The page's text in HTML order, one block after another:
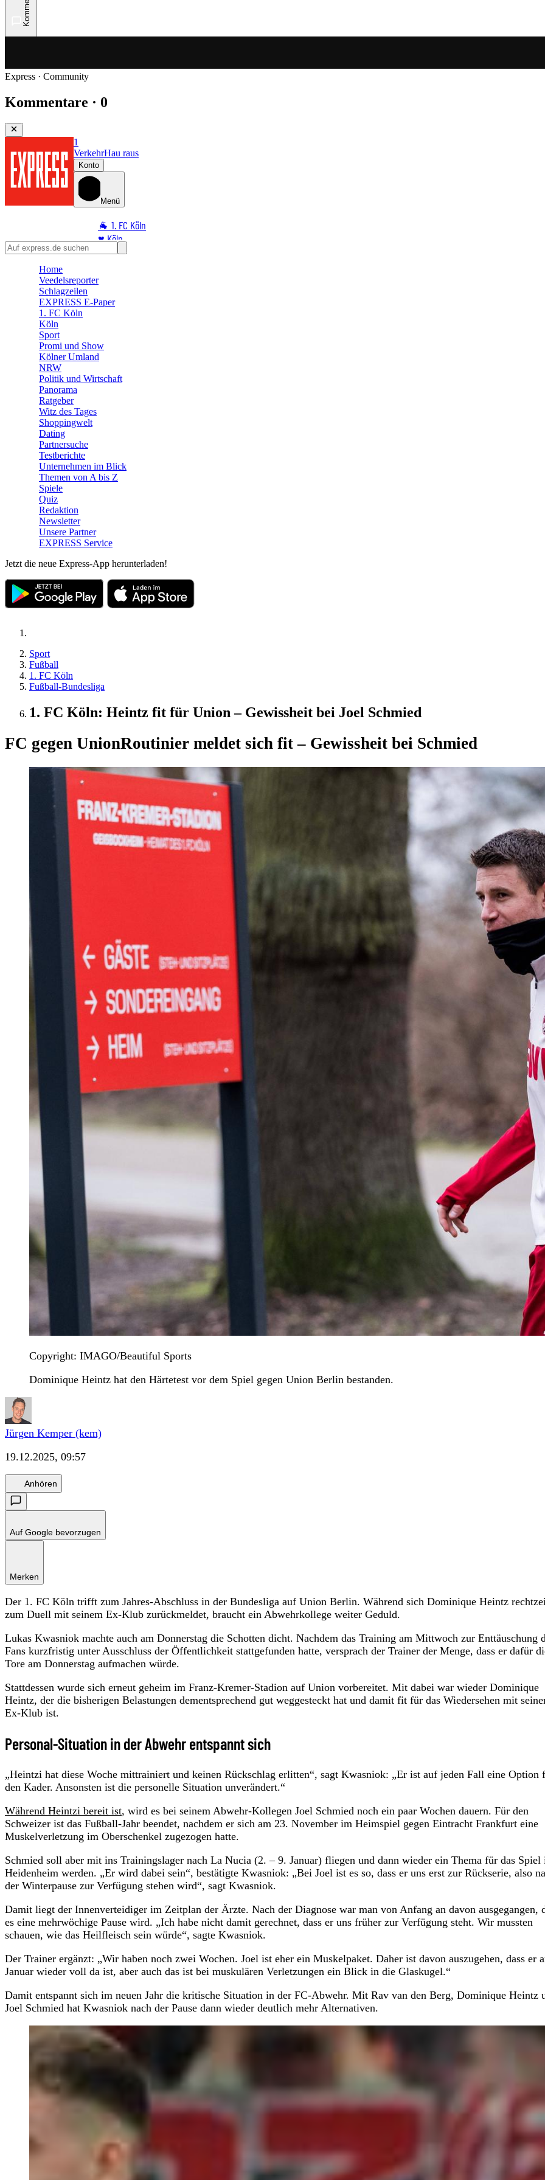
Express · Community
Kommentare · 0
1
VerkehrHau raus
Konto
Menü
🐐 1. FC Köln
♥️ Köln
⭐ Promi
🛒 Shoppingwelt
🧩 Spiele
Home
Veedelsreporter
Schlagzeilen
EXPRESS E-Paper
1. FC Köln
Köln
Sport
Promi und Show
Kölner Umland
NRW
Politik und Wirtschaft
Panorama
Ratgeber
Witz des Tages
Shoppingwelt
Dating
Partnersuche
Testberichte
Unternehmen im Blick
Themen von A bis Z
Spiele
Quiz
Redaktion
Newsletter
Unsere Partner
EXPRESS Service
Jetzt die neue Express-App herunterladen!
Sport
Fußball
1. FC Köln
Fußball-Bundesliga
1. FC Köln: Heintz fit für Union – Gewissheit bei Joel Schmied
FC gegen UnionRoutinier meldet sich fit – Gewissheit bei Schmied
Copyright: IMAGO/Beautiful Sports
Dominique Heintz hat den Härtetest vor dem Spiel gegen Union Berlin bestanden.
Jürgen Kemper (kem)
19.12.2025, 09:57
Anhören
Auf Google bevorzugen
Merken
Der 1. FC Köln trifft zum Jahres-Abschluss in der Bundesliga auf Union Berlin. Während sich Dominique Heintz
zum Duell mit seinem Ex-Klub zurückmeldet, braucht ein Abwehrkollege weiter Geduld.
Lukas Kwasniok machte auch am Donnerstag die Schotten dicht. Nachdem das Training am Mittwoch zur Enttäuschung
Fans kurzfristig unter Ausschluss der Öffentlichkeit stattgefunden hatte, versprach der Trainer der Menge, dass er dafür
Tore am Donnerstag aufmachen würde.
Stattdessen wurde sich erneut geheim im Franz-Kremer-Stadion auf Union vorbereitet. Mit dabei war wieder Dominique
Heintz, der die bisherigen Belastungen dementsprechend gut weggesteckt hat und damit fit für das Wiedersehen mit
Ex-Klub ist.
Personal-Situation in der Abwehr entspannt sich
„Heintzi hat diese Woche mittrainiert und keinen Rückschlag erlitten“, sagt Kwasniok: „Er ist auf jeden Fall eine Option
den Kader. Ansonsten ist die personelle Situation unverändert.“
Während Heintzi bereit ist, wird es bei seinem Abwehr-Kollegen Joel Schmied noch ein paar Wochen dauern. Für den
Schweizer ist das Fußball-Jahr beendet, nachdem er sich am 23. November im Heimspiel gegen Eintracht Frankfurt eine
Muskelverletzung im Oberschenkel zugezogen hatte.
Schmied soll aber mit ins Trainingslager nach La Nucia (2. – 9. Januar) fliegen und dann wieder ein Thema für das Spiel
Heidenheim werden. „Er wird dabei sein“, bestätigte Kwasniok: „Bei Joel ist es so, dass er uns erst zur Rückserie, also
der Winterpause zur Verfügung stehen wird“, sagt Kwasniok.
Damit liegt der Innenverteidiger im Zeitplan der Ärzte. Nach der Diagnose war man von Anfang an davon ausgegangen,
es eine mehrwöchige Pause wird. „Ich habe nicht damit gerechnet, dass er uns früher zur Verfügung steht. Wir mussten
schauen, wie das Heilfleisch sein würde“, sagte Kwasniok.
Der Trainer ergänzt: „Wir haben noch zwei Wochen. Joel ist eher ein Muskelpaket. Daher ist davon auszugehen, dass er
Januar wieder voll da ist, aber auch das ist bei muskulären Verletzungen ein Blick in die Glaskugel.“
Damit entspannt sich im neuen Jahr die kritische Situation in der FC-Abwehr. Mit Rav van den Berg, Dominique Heintz
Joel Schmied hat Kwasniok nach der Pause dann wieder deutlich mehr Alternativen.